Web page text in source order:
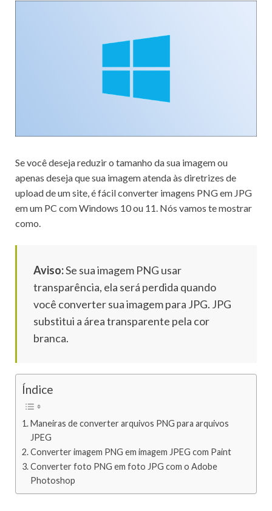
Se você desejareduzir o tamanho da sua imagemou
apenas deseja que sua imagem atenda às diretrizes de
upload de um site, é fácil converter imagens PNGem JPG
em um PC com Windows 10 ou 11. Nós vamos te mostrar
como.
Aviso:Se sua imagem PNG usar
transparência, ela será perdida quando
você converter sua imagem para JPG. JPG
substitui a área transparente pela cor
branca.
Índice
Maneiras de converter arquivos PNG para arquivos
JPEG
Converter imagem PNG em imagem JPEG com Paint
Converter foto PNG em foto JPG com o Adobe
Photoshop